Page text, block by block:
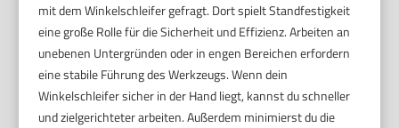
mit dem Winkelschleifer gefragt. Dort spielt Standfestigkeit
eine große Rolle für die Sicherheit und Effizienz. Arbeiten an
unebenen Untergründen oder in engen Bereichen erfordern
eine stabile Führung des Werkzeugs. Wenn dein
Winkelschleifer sicher in der Hand liegt, kannst du schneller
und zielgerichteter arbeiten. Außerdem minimierst du die